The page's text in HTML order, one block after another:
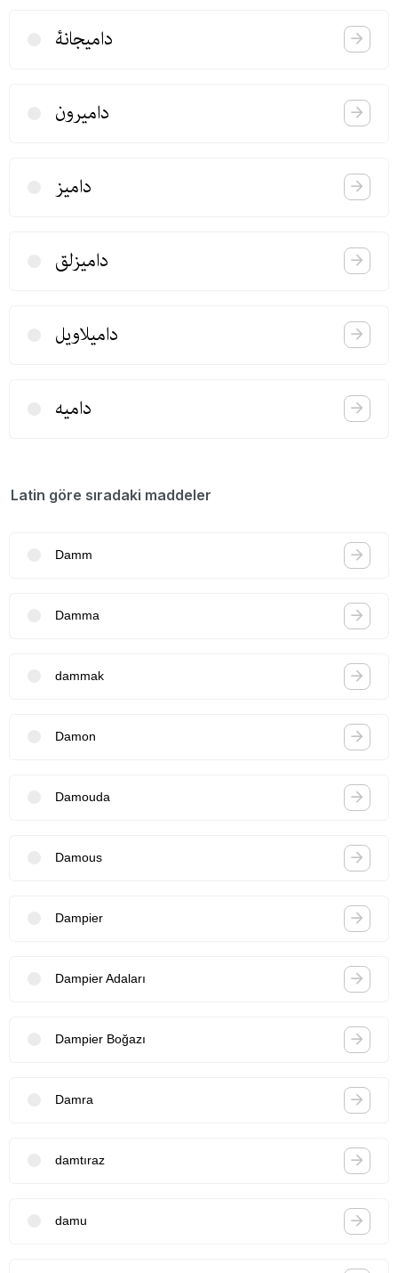
دامیجانۀ‌
دامیرون
دامیز
دامیزلق
دامیلاویل
دامیه
Latin göre sıradaki maddeler
Damm
Damma
dammak
Damon
Damouda
Damous
Dampier
Dampier Adaları
Dampier Boğazı
Damra
damtıraz
damu